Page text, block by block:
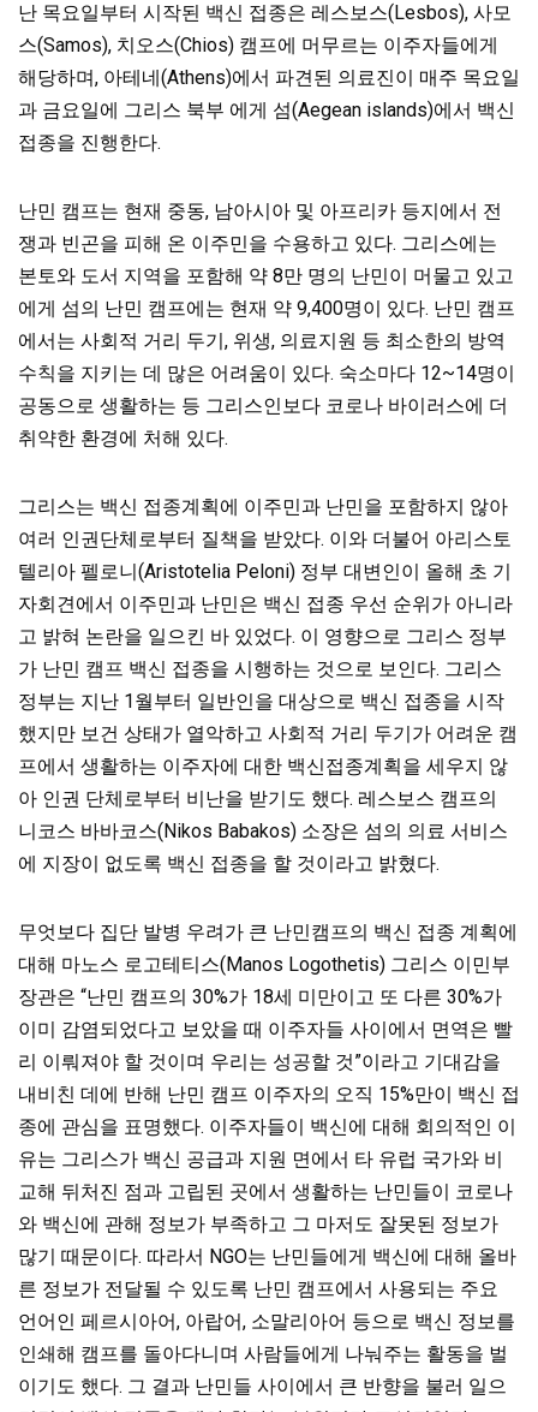
난 목요일부터 시작된 백신 접종은 레스보스(Lesbos), 사모
스(Samos), 치오스(Chios) 캠프에 머무르는 이주자들에게
해당하며, 아테네(Athens)에서 파견된 의료진이 매주 목요일
과 금요일에 그리스 북부 에게 섬(Aegean islands)에서 백신
접종을 진행한다.
난민 캠프는 현재 중동, 남아시아 및 아프리카 등지에서 전
쟁과 빈곤을 피해 온 이주민을 수용하고 있다. 그리스에는
본토와 도서 지역을 포함해 약 8만 명의 난민이 머물고 있고
에게 섬의 난민 캠프에는 현재 약 9,400명이 있다. 난민 캠프
에서는 사회적 거리 두기, 위생, 의료지원 등 최소한의 방역
수칙을 지키는 데 많은 어려움이 있다. 숙소마다 12~14명이
공동으로 생활하는 등 그리스인보다 코로나 바이러스에 더
취약한 환경에 처해 있다.
그리스는 백신 접종계획에 이주민과 난민을 포함하지 않아
여러 인권단체로부터 질책을 받았다. 이와 더불어 아리스토
텔리아 펠로니(Aristotelia Peloni) 정부 대변인이 올해 초 기
자회견에서 이주민과 난민은 백신 접종 우선 순위가 아니라
고 밝혀 논란을 일으킨 바 있었다. 이 영향으로 그리스 정부
가 난민 캠프 백신 접종을 시행하는 것으로 보인다. 그리스
정부는 지난 1월부터 일반인을 대상으로 백신 접종을 시작
했지만 보건 상태가 열악하고 사회적 거리 두기가 어려운 캠
프에서 생활하는 이주자에 대한 백신접종계획을 세우지 않
아 인권 단체로부터 비난을 받기도 했다. 레스보스 캠프의
니코스 바바코스(Nikos Babakos) 소장은 섬의 의료 서비스
에 지장이 없도록 백신 접종을 할 것이라고 밝혔다.
무엇보다 집단 발병 우려가 큰 난민캠프의 백신 접종 계획에
대해 마노스 로고테티스(Manos Logothetis) 그리스 이민부
장관은 “난민 캠프의 30%가 18세 미만이고 또 다른 30%가
이미 감염되었다고 보았을 때 이주자들 사이에서 면역은 빨
리 이뤄져야 할 것이며 우리는 성공할 것”이라고 기대감을
내비친 데에 반해 난민 캠프 이주자의 오직 15%만이 백신 접
종에 관심을 표명했다. 이주자들이 백신에 대해 회의적인 이
유는 그리스가 백신 공급과 지원 면에서 타 유럽 국가와 비
교해 뒤처진 점과 고립된 곳에서 생활하는 난민들이 코로나
와 백신에 관해 정보가 부족하고 그 마저도 잘못된 정보가
많기 때문이다. 따라서 NGO는 난민들에게 백신에 대해 올바
른 정보가 전달될 수 있도록 난민 캠프에서 사용되는 주요
언어인 페르시아어, 아랍어, 소말리아어 등으로 백신 정보를
인쇄해 캠프를 돌아다니며 사람들에게 나눠주는 활동을 벌
이기도 했다. 그 결과 난민들 사이에서 큰 반향을 불러 일으